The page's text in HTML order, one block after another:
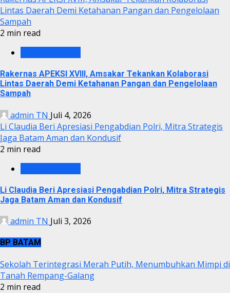
Lintas Daerah Demi Ketahanan Pangan dan Pengelolaan
Sampah
2 min read
Rakernas APEKSI XVIII, Amsakar Tekankan Kolaborasi
Lintas Daerah Demi Ketahanan Pangan dan Pengelolaan
Sampah
admin TN Juli 4, 2026
Li Claudia Beri Apresiasi Pengabdian Polri, Mitra Strategis
Jaga Batam Aman dan Kondusif
2 min read
Li Claudia Beri Apresiasi Pengabdian Polri, Mitra Strategis
Jaga Batam Aman dan Kondusif
admin TN Juli 3, 2026
BP BATAM
Sekolah Terintegrasi Merah Putih, Menumbuhkan Mimpi di
Tanah Rempang-Galang
2 min read